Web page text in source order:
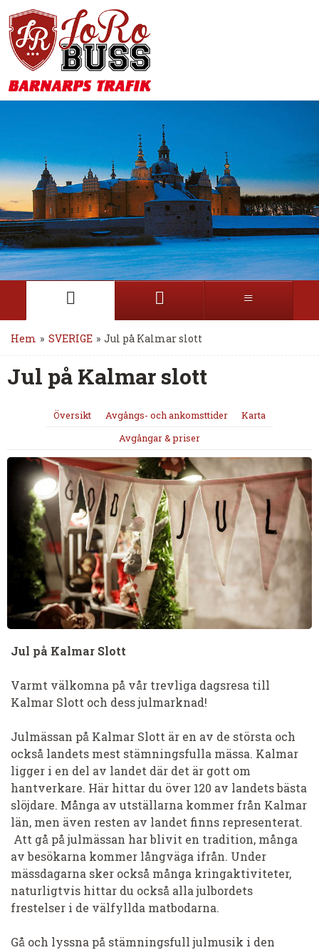
Hem » SVERIGE » Jul på Kalmar slott
Jul på Kalmar slott
Översikt Avgångs- och ankomsttider
Karta
Avgångar & priser
Jul på Kalmar Slott
Varmt välkomna på vår trevliga dagsresa till
Kalmar Slott och dess julmarknad!
Julmässan på Kalmar Slott är en av de största och
också landets mest stämningsfulla mässa. Kalmar
ligger i en del av landet där det är gott om
hantverkare. Här hittar du över 120 av landets bästa
slöjdare. Många av utställarna kommer från Kalmar
län, men även resten av landet finns representerat.
Att gå på julmässan har blivit en tradition, många
av besökarna kommer långväga ifrån. Under
mässdagarna sker också många kringaktiviteter,
naturligtvis hittar du också alla julbordets
frestelser i de välfyllda matbodarna.
Gå och lyssna på stämningsfull julmusik i den